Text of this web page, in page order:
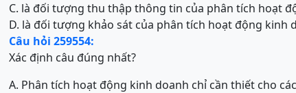
C. là đối tượng thu thập thông tin của phân tích hoạt
D. là đối tượng khảo sát của phân tích hoạt động kinh
Câu hỏi 259554:
Xác định câu đúng nhất?
A. Phân tích hoạt động kinh doanh chỉ cần thiết cho